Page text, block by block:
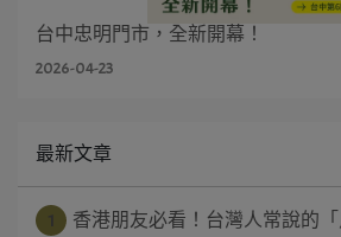
台中忠明門市，全新開幕！
2026-04-23
最新文章
香港朋友必看！台灣人常說的